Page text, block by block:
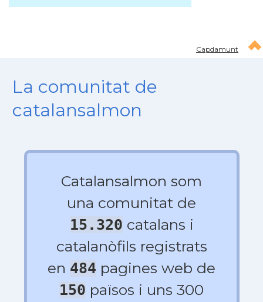
Capdamunt
La comunitat de
catalansalmon
Catalansalmon som
una comunitat de
15.320 catalans i
catalanòfils registrats
en 484 pagines web de
150 països i uns 300